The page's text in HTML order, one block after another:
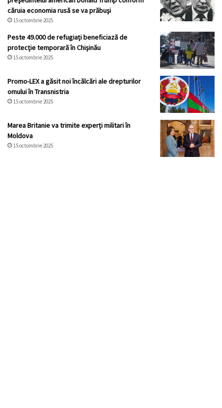
căruia economia rusă se va prăbuşi
15 octombrie 2025
Peste 49.000 de refugiați beneficiază de
protecție temporară în Chișinău
15 octombrie 2025
Promo-LEX a găsit noi încălcări ale drepturilor
omului în Transnistria
15 octombrie 2025
Marea Britanie va trimite experți militari în
Moldova
15 octombrie 2025